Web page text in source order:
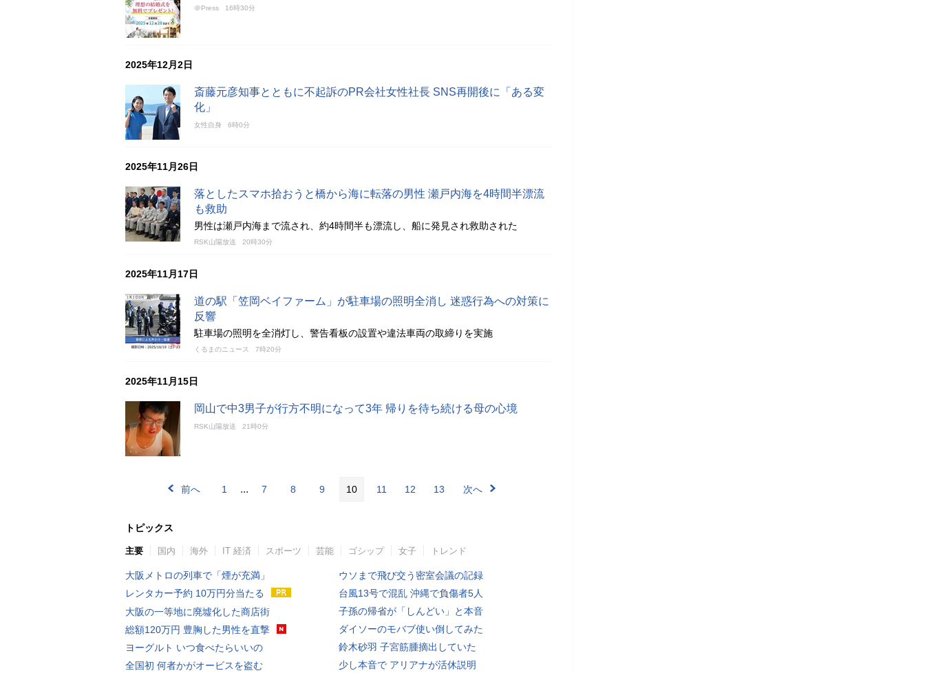
＠Press 16時30分
2025年12月2日
斎藤元彦知事とともに不起訴のPR会社女性社長 SNS再開後に「ある変
化」
女性自身 6時0分
2025年11月26日
落としたスマホ拾おうと橋から海に転落の男性 瀬戸内海を4時間半漂流
も救助
男性は瀬戸内海まで流され、約4時間半も漂流し、船に発見され救助された
RSK山陽放送 20時30分
2025年11月17日
道の駅「笠岡ベイファーム」が駐車場の照明全消し 迷惑行為への対策に
反響
駐車場の照明を全消灯し、警告看板の設置や違法車両の取締りを実施
くるまのニュース 7時20分
2025年11月15日
岡山で中3男子が行方不明になって3年 帰りを待ち続ける母の心境
RSK山陽放送 21時0分
前へ 1 ... 7 8 9 10 11 12 13 次へ
トピックス
主要 国内 海外 IT 経済 スポーツ 芸能 ゴシップ 女子 トレンド
大阪メトロの列車で「煙が充満」
レンタカー予約 10万円分当たる
大阪の一等地に廃墟化した商店街
総額120万円 豊胸した男性を直撃
ヨーグルト いつ食べたらいいの
全国初 何者かがオービスを盗む
ウソまで飛び交う密室会議の記録
台風13号で混乱 沖縄で負傷者5人
子孫の帰省が「しんどい」と本音
ダイソーのモバブ使い倒してみた
鈴木砂羽 子宮筋腫摘出していた
少し本音で アリアナが活休説明